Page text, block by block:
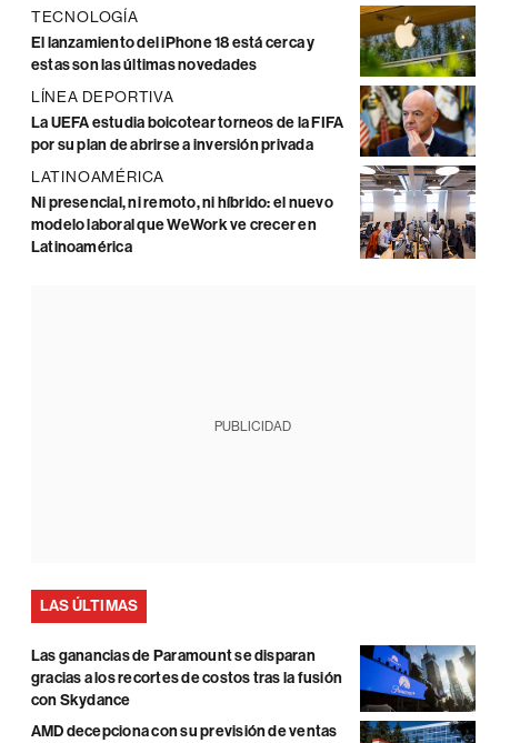
TECNOLOGÍA
El lanzamiento del iPhone 18 está cerca y
estas son las últimas novedades
LÍNEA DEPORTIVA
La UEFA estudia boicotear torneos de la FIFA
por su plan de abrirse a inversión privada
LATINOAMÉRICA
Ni presencial, ni remoto, ni híbrido: el nuevo
modelo laboral que WeWork ve crecer en
Latinoamérica
PUBLICIDAD
LAS ÚLTIMAS
Las ganancias de Paramount se disparan
gracias a los recortes de costos tras la fusión
con Skydance
AMD decepciona con su previsión de ventas